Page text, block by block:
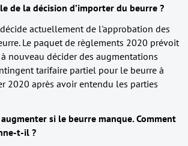
de la décision d’importer du beurre ?
actuellement de l'approbation des
Le paquet de règlements 2020 prévoit
nouveau décider des augmentations
tarifaire partiel pour le beurre à
2020 après avoir entendu les parties
si le beurre manque. Comment
t-il ?